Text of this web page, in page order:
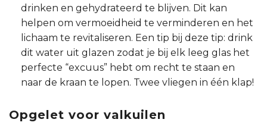
drinken en gehydrateerd te blijven. Dit kan
helpen om vermoeidheid te verminderen en het
lichaam te revitaliseren. Een tip bij deze tip: drink
dit water uit glazen zodat je bij elk leeg glas het
perfecte “excuus” hebt om recht te staan en
naar de kraan te lopen. Twee vliegen in één klap!
Opgelet voor valkuilen